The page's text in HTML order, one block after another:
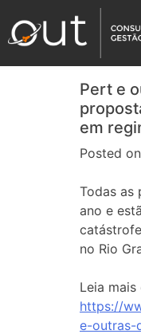
Pert e
em
Posted on
Todas as
ano e
no Rio
Leia mais
https://
e-outras-